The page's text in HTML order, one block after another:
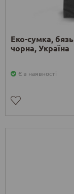
Еко-сумка,
чорна, Україна
Є в наявності